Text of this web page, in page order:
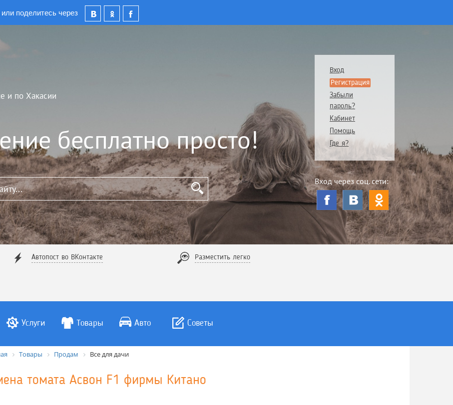
или поделитесь через
и по Хакасии
бесплатно просто!
Вход
Регистрация
Забыли
пароль?
Кабинет
Помощь
Где я?
Вход через соц. сети:
Автопост во ВКонтакте Разместить легко
Услуги Товары Авто Советы
Товары Продам Все для дачи
томата Асвон F1 фирмы Китано